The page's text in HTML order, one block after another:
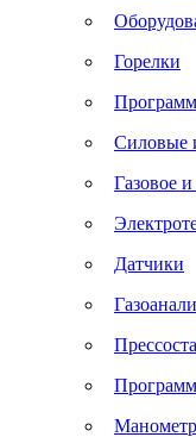
Горелки
Силовые
Газовое
Датчики